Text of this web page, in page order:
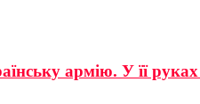
армію. У її